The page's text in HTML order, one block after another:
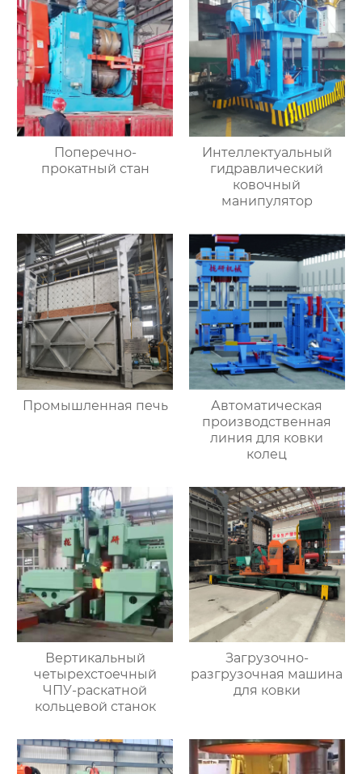
Поперечно-
прокатный стан
Интеллектуальный
гидравлический
ковочный
манипулятор
Промышленная печь
Автоматическая
производственная
линия для ковки
колец
Вертикальный
четырехстоечный
ЧПУ-раскатной
кольцевой станок
Загрузочно-
разгрузочная машина
для ковки